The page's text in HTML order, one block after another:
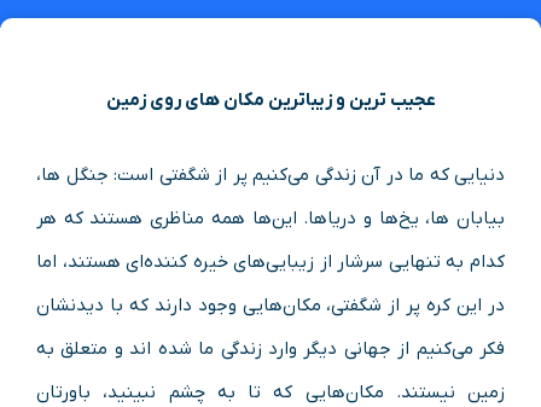
عجیب‌ ترین و زیباترین مکان‌ های روی زمین
دنیایی که ما در آن زندگی می‌کنیم پر از شگفتی است: جنگل ها،
بیابان ها، یخ‌ها و دریاها. این‌ها همه مناظری هستند که هر
کدام به تنهایی سرشار از زیبایی‌های خیره کننده‌ای هستند، اما
در این کره پر از شگفتی، مکان‌هایی وجود دارند که با دیدنشان
فکر می‌کنیم از جهانی دیگر وارد زندگی ما شده اند و متعلق به
زمین نیستند. مکان‌هایی که تا به چشم نبینید، باورتان